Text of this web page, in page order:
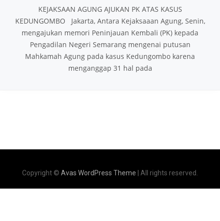
KEJAKSAAN AGUNG AJUKAN PK ATAS KASUS
KEDUNGOMBO Jakarta, Antara Kejaksaaan Agung, Senin,
mengajukan memori Peninjauan Kembali (PK) kepada
Pengadilan Negeri Semarang mengenai putusan
Mahkamah Agung pada kasus Kedungombo karena
menganggap 31 hal pada
Copyright © Avas WordPress Theme | All rights reserved.